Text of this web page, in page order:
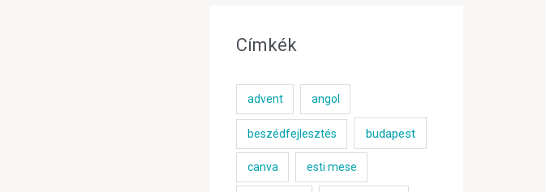
Címkék
advent angol
beszédfejlesztés budapest
canva esti mese